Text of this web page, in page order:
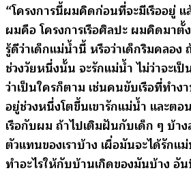
“โครงการนี้ผมคิดก่อนที่จะมีเรืออยู่ แ
ผมคือ โครงการเรือศิลปะ ผมคิดมา
รู้ดีว่าเด็กแม่น้ำนี้ หรือว่าเด็กริมคลอ
ช่วงวัยหนึ่งนั้น จะรักแม่น้ำ ไม่ว่าจะเ
ว่าเป็นใครก็ตาม เช่นคนขับเรือที่ทำ
อยู่ช่วงหนึ่งโตขึ้นเขารักแม่น้ำ และต
เรือกับผม ถ้าไปเติมฝันกับเด็ก ๆ บ้าง
ตัวแทนของเราบ้าง เผื่อมันจะได้รักแ
ทำอะไรให้กับบ้านเกิดของมันบ้าง อั